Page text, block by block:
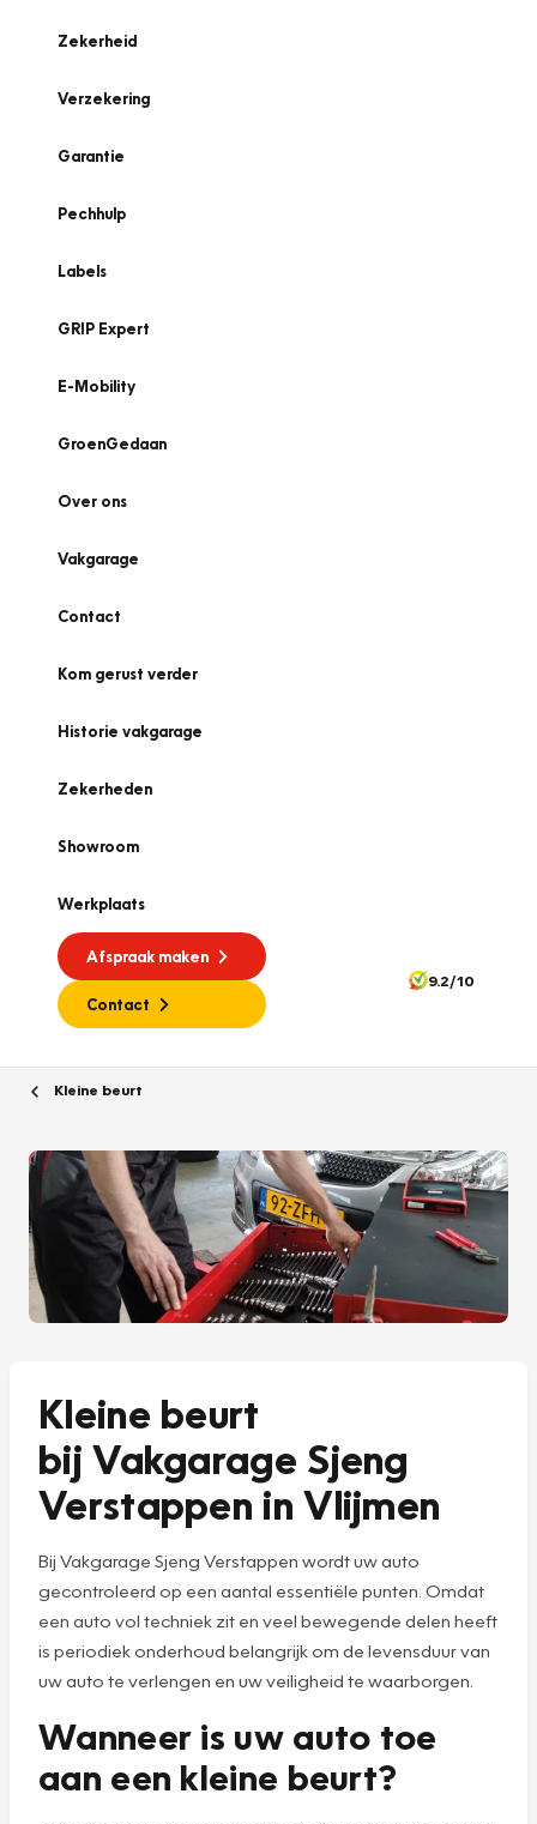
Zekerheid
Verzekering
Garantie
Pechhulp
Labels
GRIP Expert
E-Mobility
GroenGedaan
Over ons
Vakgarage
Contact
Kom gerust verder
Historie vakgarage
Zekerheden
Showroom
Werkplaats
Afspraak maken
Contact
9.2/10
Kleine beurt
Kleine beurt
bij Vakgarage Sjeng
Verstappen in Vlijmen
Bij Vakgarage Sjeng Verstappen wordt uw auto
gecontroleerd op een aantal essentiële punten. Omdat
een auto vol techniek zit en veel bewegende delen heeft
is periodiek onderhoud belangrijk om de levensduur van
uw auto te verlengen en uw veiligheid te waarborgen.
Wanneer is uw auto toe
aan een kleine beurt?